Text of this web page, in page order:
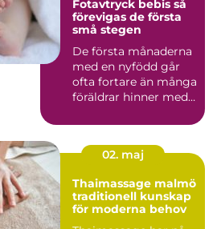
Fotavtryck bebis så
förevigas de första
små stegen
De första månaderna
med en nyfödd går
ofta fortare än många
föräldrar hinner med.
02. maj
Thaimassage malmö
traditionell kunskap
för moderna behov